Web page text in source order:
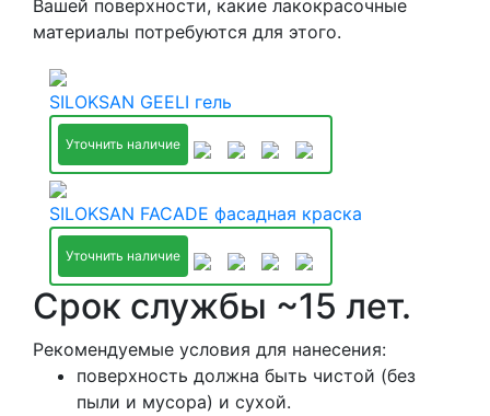
Вашей поверхности, какие лакокрасочные
материалы потребуются для этого.
SILOKSAN GEELI гель
Уточнить наличие
SILOKSAN FACADE фасадная краска
Уточнить наличие
Срок службы ~15 лет.
Рекомендуемые условия для нанесения:
поверхность должна быть чистой (без
пыли и мусора) и сухой.